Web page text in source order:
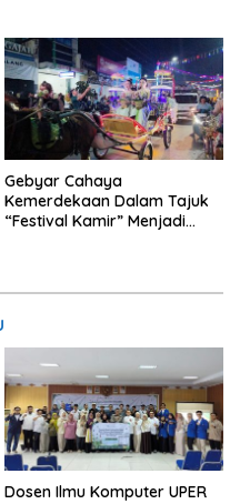
Gebyar Cahaya
Kemerdekaan Dalam Tajuk
“Festival Kamir” Menjadi
Dosen Ilmu Komputer UPER